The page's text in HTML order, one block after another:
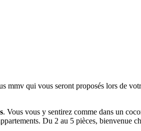
qui vous seront proposés lors de
. Vous vous y sentirez comme dans un
Du 2 au 5 pièces, bienvenue